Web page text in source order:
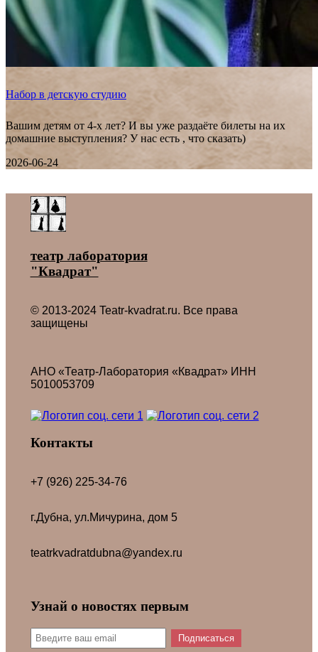
Набор в детскую студию
Вашим детям от 4-х лет? И вы уже раздаёте билеты на их
домашние выступления? У нас есть , что сказать)
2026-06-24
театр лаборатория
"Квадрат"
© 2013-2024 Teatr-kvadrat.ru. Все права
защищены
АНО «Театр-Лаборатория «Квадрат» ИНН
5010053709
Контакты
+7 (926) 225-34-76
г.Дубна, ул.Мичурина, дом 5
teatrkvadratdubna@yandex.ru
Узнай о новостях первым
Подписаться